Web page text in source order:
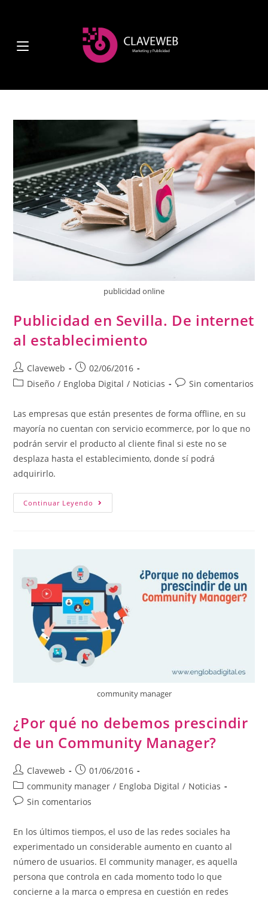
publicidad online
Publicidad en Sevilla. De internet
al establecimiento
Claveweb
02/06/2016
Diseño / Engloba Digital / Noticias Sin comentarios
Las empresas que están presentes de forma offline, en su
mayoría no cuentan con servicio ecommerce, por lo que no
podrán servir el producto al cliente final si este no se
desplaza hasta el establecimiento, donde sí podrá
adquirirlo.
Continuar Leyendo
community manager
¿Por qué no debemos prescindir
de un Community Manager?
Claveweb
01/06/2016
community manager / Engloba Digital / Noticias
Sin comentarios
En los últimos tiempos, el uso de las redes sociales ha
experimentado un considerable aumento en cuanto al
número de usuarios. El community manager, es aquella
persona que controla en cada momento todo lo que
concierne a la marca o empresa en cuestión en redes